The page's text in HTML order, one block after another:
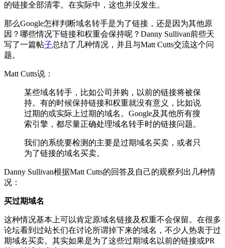
的链接全部清零。在实际中，这也并没发生。
那么Google怎样判断域名转手是为了链接，还是因为其他原
因？哪些情况下链接和权重会保持呢？Danny Sullivan前些天
写了一篇帖子总结了几种情况，并且与Matt Cutts交流这个问
题。
Matt Cutts说：
某些域名转手，比如公司并购，以前的链接将被保
持。有的时候保持链接和权重就没有意义，比如说
过期的或实际上过期的域名。Google及其他所有搜
索引擎，都尽量正确处理域名转手时的链接问题。
我们的系统要检测的主要是过期域名买卖，或者只
为了链接的域名买卖。
Danny Sullivan根据Matt Cutts的回答及自己的观察列出几种情
况：
买过期域名
这种情况基本上可以肯定原域名链接及权重不会保留。在很多
论坛看到过站长们在讨论所谓掉下来的域名，不少人热衷于过
期域名买卖。其实如果是为了这些过期域名以前的链接或PR